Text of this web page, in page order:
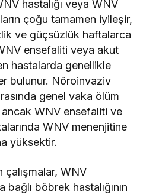
hastalığı veya WNV
çoğu tamamen iyileşir,
ve güçsüzlük haftalarca
ensefaliti veya akut
hastalarda genellikle
bulunur. Nöroinvaziv
genel vaka ölüm
ancak WNV ensefaliti ve
WNV menenjitine
yüksektir.
çalışmalar, WNV
böbrek hastalığının